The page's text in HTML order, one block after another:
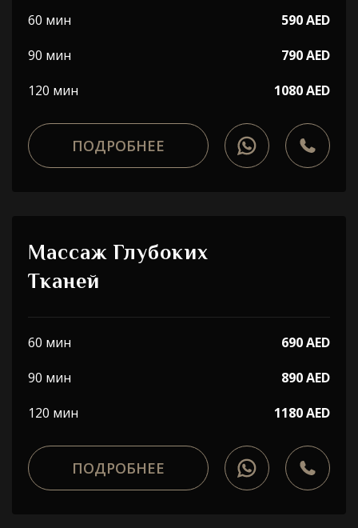
60 мин
590 AED
90 мин
790 AED
120 мин
1080 AED
ПОДРОБНЕЕ
Массаж Глубоких
Тканей
60 мин
690 AED
90 мин
890 AED
120 мин
1180 AED
ПОДРОБНЕЕ